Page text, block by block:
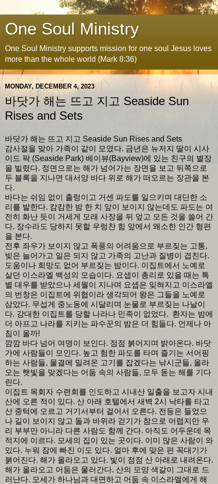
One Soul Ministry
One Soul Ministry supports mission for one soul Jesus loves
more than the whole world (Mark 8:36)
MONDAY, DECEMBER 4, 2023
바닷가 해는 뜨고 지고 Seaside Sun
Rises and Sets
바닷가 해는 뜨고 지고 Seaside Sun Rises and Sets
감사절을 맞아 가족이 같이 모였다. 금년은 뉴저지 딸이 시사
이드 팍 (Seaside Park) 베이뷰(Bayview)에 있는 친구의 별장
을 빌렸다. 정면으로는 해가 넘어가는 장면을 보고 뒤쪽으로
두 블록을 지나면 대서양 바다 위로 해가 떠오르는 장관을 본
다.
바다는 쉬임 없이 출렁이고 거센 파도를 일으키며 대단한 소
리를 발한다. 캄캄한 밤 한 치 앞이 보이지 않는데도 파도는 여
전히 화난 듯이 거세게 모래 사장을 뒤 엎고 모든 것을 쓸어 간
다. 장수라도 당하지 못할 우렁찬 힘 앞에서 왜소한 인간 형편
을 본다.
전후 좌우가 보이지 않고 폭풍의 어려움으로 부르짖는 고통,
빚은 늘어가고 일은 되지 않고 가족의 고난과 질병이 겹친다.
도움이나 희망도 없어 부르짖는 밤이다. 이집트에서 노예로
살던 이스라엘 백성의 모습이다. 요셉이 총리로 있을 때는 특
별 대우를 받았으나 세월이 지나며 요셉은 잊혀지고 이스라엘
의 번창은 이집트에 위협이라 생각되어 왕은 그들을 노예로
삼았다. 무섭게 중노동에 시달리며 눈물로 부르짖는 나날이
다. 강대한 이집트를 당할 나라나 민족이 없었다. 환자는 밤에
더 아프고 나라를 지키는 파수꾼의 밤은 더 힘들다. 언제나 아
침이 올까!
깜깜 바다 넘어 여명이 보인다. 점점 붉어지며 밝아온다. 바닷
가에 사람들이 모인다. 높고 험한 파도를 타며 즐기는 서어핑
하는 사람들, 물결에 밀려온 고기를 잡겠다는 낚시군들, 올라
오는 햇빛을 맞겠다는 어둠 속의 사람들, 모두 돋는 해를 기다
린다.
이집트 목회자 수련회를 인도하고 시내산 일출을 보고자 시내
산에 오른 적이 있다. 산 아래 호텔에서 새벽 2시 낙타를 타고
산 중턱에 오르고 거기서부터 걸어서 오른다. 전등은 들었으
나 길이 보이지 않고 돌과 바위라 걷기가 참으로 어렵지만 우
리 부부만 아니라 다른 사람도 함께 간다. 아직도 어두운데 목
적지에 이르다. 모세의 집이 있는 곳이다. 이미 많은 사람이 와
있다. 누워 잠에 빠진 이도 있다. 얼마 후에 맞은 편 꼭대기가
붉어진다. 해가 올라오고 있다. 빛이 점점 산 아래로 내려온다.
해가 올라오고 어둠은 물러간다. 산의 모양 색갈이 그대로 드
러난다. 모세가 하나님과 대면하고 어둠 속 이스라엘에게 해